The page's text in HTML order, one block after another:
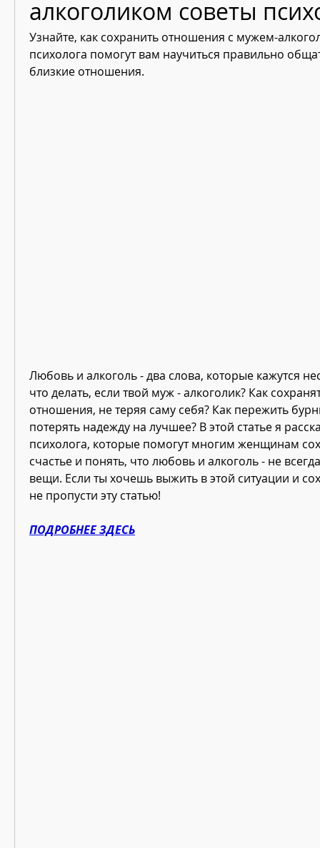
алкоголиком советы
Узнайте, как сохранить отношения с мужем-
психолога помогут вам научиться правильно
близкие отношения.
Любовь и алкоголь - два слова, которые кажутся
что делать, если твой муж - алкоголик? Как
отношения, не теряя саму себя? Как пережить
потерять надежду на лучшее? В этой статье я
психолога, которые помогут многим женщинам
счастье и понять, что любовь и алкоголь - не
вещи. Если ты хочешь выжить в этой ситуации и
не пропусти эту статью!
ПОДРОБНЕЕ ЗДЕСЬ